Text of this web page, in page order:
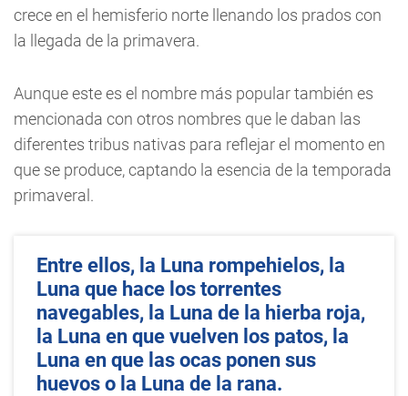
crece en el hemisferio norte llenando los prados con
la llegada de la primavera.
Aunque este es el nombre más popular también es
mencionada con otros nombres que le daban las
diferentes tribus nativas para reflejar el momento en
que se produce, captando la esencia de la temporada
primaveral.
Entre ellos, la Luna rompehielos, la
Luna que hace los torrentes
navegables, la Luna de la hierba roja,
la Luna en que vuelven los patos, la
Luna en que las ocas ponen sus
huevos o la Luna de la rana.